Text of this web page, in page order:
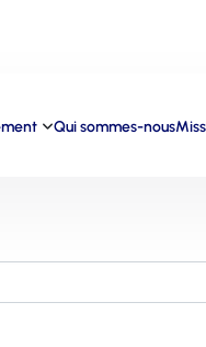
Qui sommes-nous